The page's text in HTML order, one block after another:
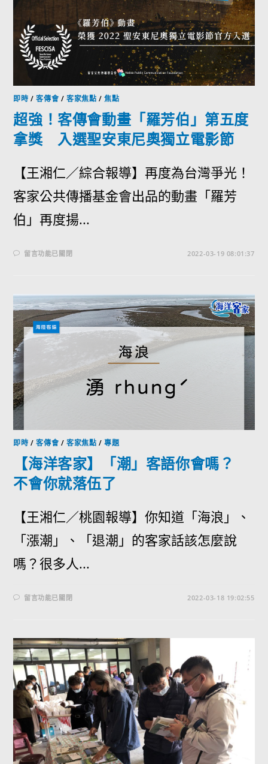
即時 /客傳會/客家焦點 /焦點
超強！客傳會動畫「羅芳伯」第五度
拿獎 入選聖安東尼奧獨立電影節
【王湘仁／綜合報導】再度為台灣爭光！
客家公共傳播基金會出品的動畫「羅芳
伯」再度揚...
留言功能已關閉 2022-03-19 08:01:37
即時 /客傳會/客家焦點 /專題
【海洋客家】「潮」客語你會嗎？
不會你就落伍了
【王湘仁／桃園報導】你知道「海浪」、
「漲潮」、「退潮」的客家話該怎麼說
嗎？很多人...
留言功能已關閉 2022-03-18 19:02:55